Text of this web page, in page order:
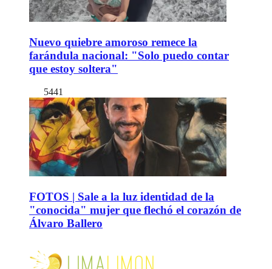
Nuevo quiebre amoroso remece la
farándula nacional: "Solo puedo contar
que estoy soltera"
5441
FOTOS | Sale a la luz identidad de la
"conocida" mujer que flechó el corazón de
Álvaro Ballero